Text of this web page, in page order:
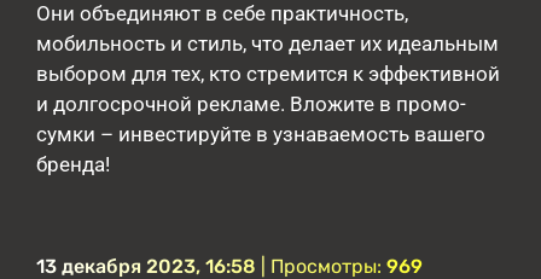
Они объединяют в себе практичность,
мобильность и стиль, что делает их идеальным
выбором для тех, кто стремится к эффективной
и долгосрочной рекламе. Вложите в промо-
сумки – инвестируйте в узнаваемость вашего
бренда!
13 декабря 2023, 16:58 | Просмотры: 969